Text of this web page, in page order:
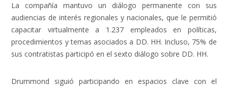
La compañía mantuvo un diálogo permanente con sus
audiencias de interés regionales y nacionales, que le permitió
capacitar virtualmente a 1.237 empleados en políticas,
procedimientos y temas asociados a DD. HH. Incluso, 75% de
sus contratistas participó en el sexto diálogo sobre DD. HH.
Drummond siguió participando en espacios clave con el